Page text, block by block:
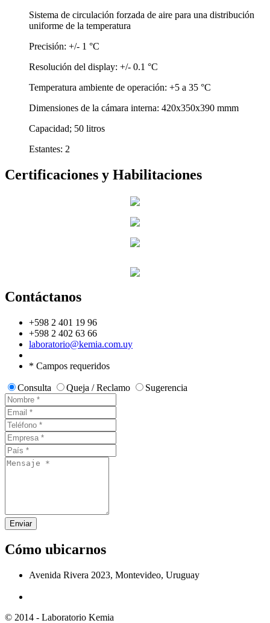
Sistema de circulación forzada de aire para una distribución
uniforme de la temperatura
Precisión: +/- 1 °C
Resolución del display: +/- 0.1 °C
Temperatura ambiente de operación: +5 a 35 °C
Dimensiones de la cámara interna: 420x350x390 mmm
Capacidad; 50 litros
Estantes: 2
Certificaciones y Habilitaciones
Contáctanos
+598 2 401 19 96
+598 2 402 63 66
laboratorio@kemia.com.uy
* Campos requeridos
Consulta Queja / Reclamo Sugerencia
Enviar
Cómo ubicarnos
Avenida Rivera 2023, Montevideo, Uruguay
© 2014 - Laboratorio Kemia